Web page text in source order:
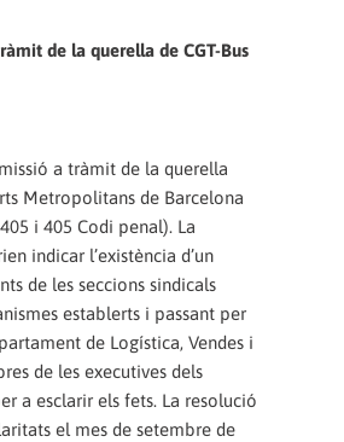
de la querella de CGT-Bus
a tràmit de la querella
Metropolitans de Barcelona
i 405 Codi penal). La
indicar l’existència d’un
de les seccions sindicals
establerts i passant per
de Logística, Vendes i
de les executives dels
a esclarir els fets. La resolució
el mes de setembre de